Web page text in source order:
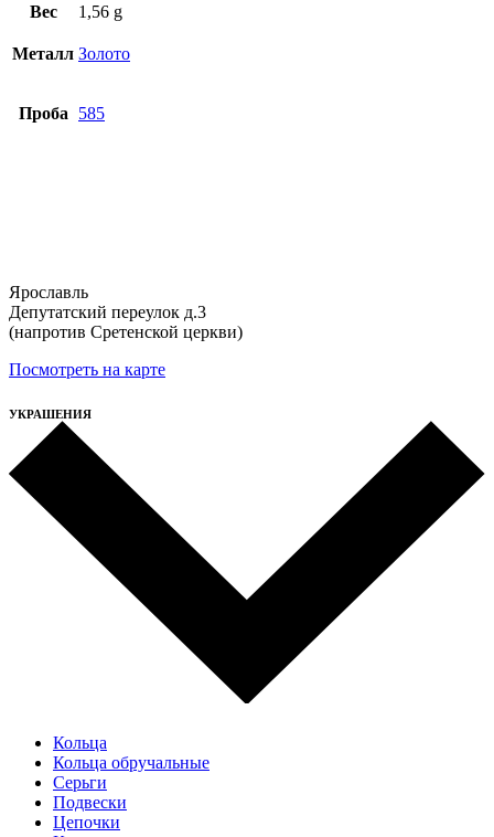
Вес 1,56 g
Металл Золото
Проба 585
Ярославль
Депутатский переулок д.3
(напротив Сретенской церкви)
Посмотреть на карте
УКРАШЕНИЯ
Кольца
Кольца обручальные
Серьги
Подвески
Цепочки